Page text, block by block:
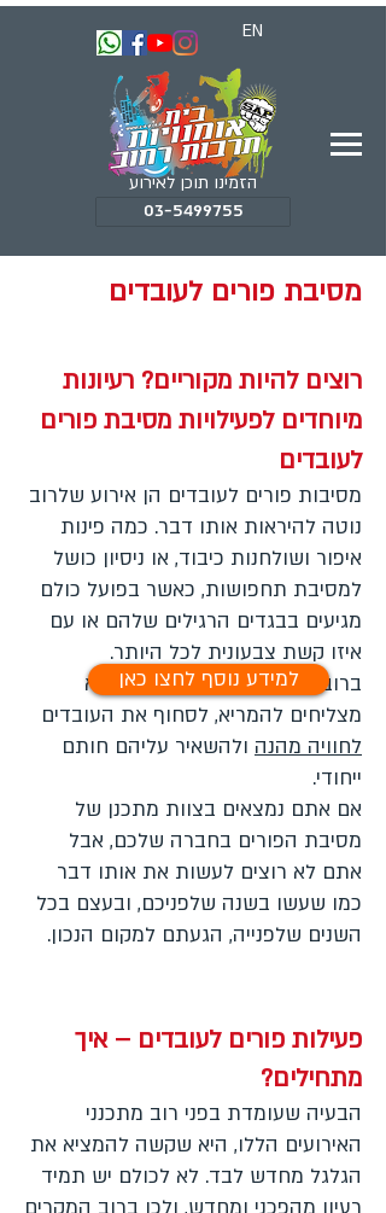
EN
הזמינו תוכן לאירוע
03-5499755
מסיבת פורים לעובדים
רוצים להיות מקוריים? רעיונות
מיוחדים לפעילויות מסיבת פורים
לעובדים
מסיבות פורים לעובדים הן אירוע שלרוב
נוטה להיראות אותו דבר. כמה פינות
איפור ושולחנות כיבוד, או ניסיון כושל
למסיבת תחפושות, כאשר בפועל כולם
מגיעים בבגדים הרגילים שלהם או עם
איזו קשת צבעונית לכל היותר.
ברוב המקרים, האירועים הללו לא
מצליחים להמריא, לסחוף את העובדים
לחוויה מהנה ולהשאיר עליהם חותם
ייחודי.
אם אתם נמצאים בצוות מתכנן של
מסיבת הפורים בחברה שלכם, אבל
אתם לא רוצים לעשות את אותו דבר
כמו שעשו בשנה שלפניכם, ובעצם בכל
השנים שלפנייה, הגעתם למקום הנכון.
פעילות פורים לעובדים – איך
מתחילים?
הבעיה שעומדת בפני רוב מתכנני
האירועים הללו, היא שקשה להמציא את
הגלגל מחדש לבד. לא לכולם יש תמיד
למידע נוסף לחצו כאן